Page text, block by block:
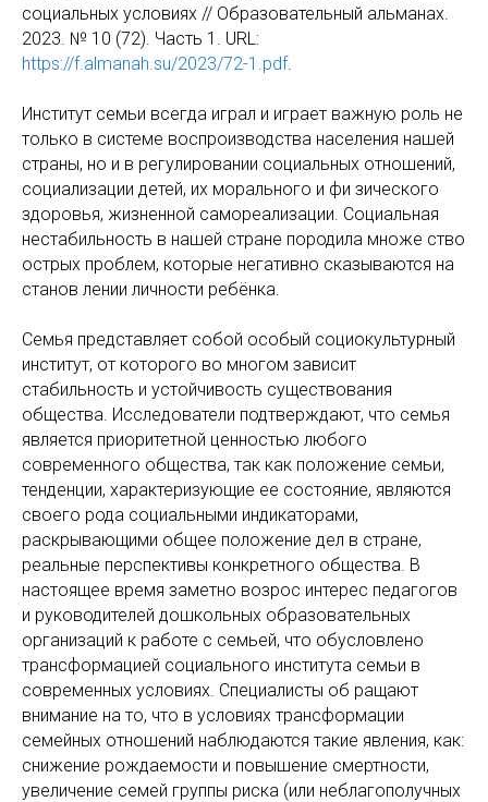
социальных условиях // Образовательный альманах.
2023. № 10 (72). Часть 1. URL:
https://f.almanah.su/2023/72-1.pdf.
Институт семьи всегда играл и играет важную роль не
только в системе воспроизводства населения нашей
страны, но и в регулировании социальных отношений,
социализации детей, их морального и фи зического
здоровья, жизненной самореализации. Социальная
нестабильность в нашей стране породила множе ство
острых проблем, которые негативно сказываются на
станов лении личности ребёнка.
Семья представляет собой особый социокультурный
институт, от которого во многом зависит
стабильность и устойчивость существования
общества. Исследователи подтверждают, что семья
является приоритетной ценностью любого
современного общества, так как положение семьи,
тенденции, характеризующие ее состояние, являются
своего рода социальными индикаторами,
раскрывающими общее положение дел в стране,
реальные перспективы конкретного общества. В
настоящее время заметно возрос интерес педагогов
и руководителей дошкольных образовательных
организаций к работе с семьей, что обусловлено
трансформацией социального института семьи в
современных условиях. Специалисты об ращают
внимание на то, что в условиях трансформации
семейных отношений наблюдаются такие явления, как:
снижение рождаемости и повышение смертности,
увеличение семей группы риска (или неблагополучных